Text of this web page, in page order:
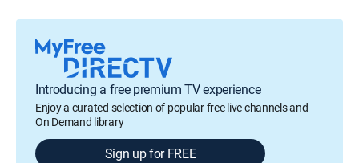
Introducing a free premium TV experience
Enjoy a curated selection of popular free live channels and
On Demand library
Sign up for FREE